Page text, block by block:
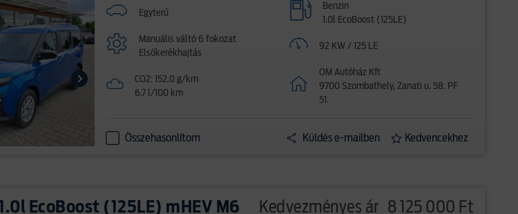
Egyterű
Benzin
1.0l EcoBoost (125LE)
Manuális váltó 6 fokozat
Elsőkerékhajtás
92 KW / 125 LE
CO2: 152.0 g/km
6.7 l/100 km
OM Autóház Kft
9700 Szombathely, Zanati u. 58. PF
51.
Összehasonlítom Küldés e-mailben Kedvencekhez
EcoBoost (125LE) mHEV M6 Kedvezményes ár 8 125 000 Ft